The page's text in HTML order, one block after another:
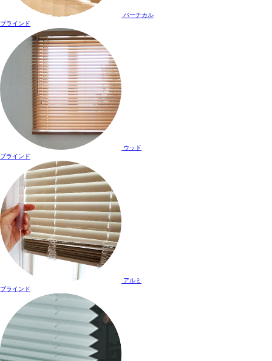
バーチカル
ブラインド
ウッド
ブラインド
アルミ
ブラインド